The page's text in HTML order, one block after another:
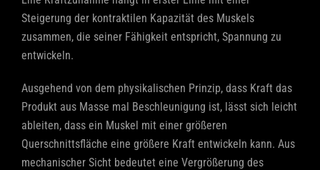
Steigerung der kontraktilen Kapazität des Muskels
zusammen, die seiner Fähigkeit entspricht, Spannung zu
entwickeln.
Ausgehend von dem physikalischen Prinzip, dass Kraft das
Produkt aus Masse mal Beschleunigung ist, lässt sich leicht
ableiten, dass ein Muskel mit einer größeren
Querschnittsfläche eine größere Kraft entwickeln kann. Aus
mechanischer Sicht bedeutet eine Vergrößerung des